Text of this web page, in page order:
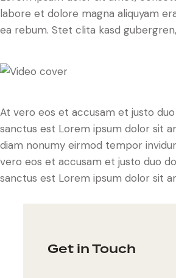
labore et dolore magna aliquyam
ea rebum. Stet clita kasd
At vero eos et accusam et justo
sanctus est Lorem ipsum dolor sit
diam nonumy eirmod tempor
vero eos et accusam et justo duo
sanctus est Lorem ipsum dolor sit
Get in Touch